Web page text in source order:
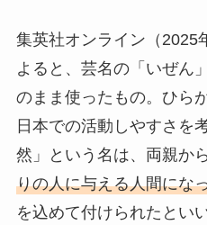
集英社オンライン（2025
よると、芸名の「いぜん
のまま使ったもの。ひら
日本での活動しやすさを
然」という名は、両親か
りの人に与える人間にな
を込めて付けられたとい